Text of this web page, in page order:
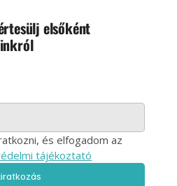
elsőként
és elfogadom az
tájékoztató